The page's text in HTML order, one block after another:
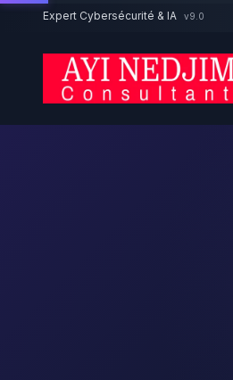
Aller au contenu principal
Expert Cybersécurité & IA v9.0